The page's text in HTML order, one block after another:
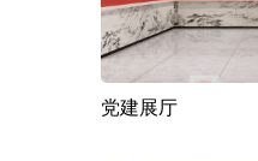
党建展厅